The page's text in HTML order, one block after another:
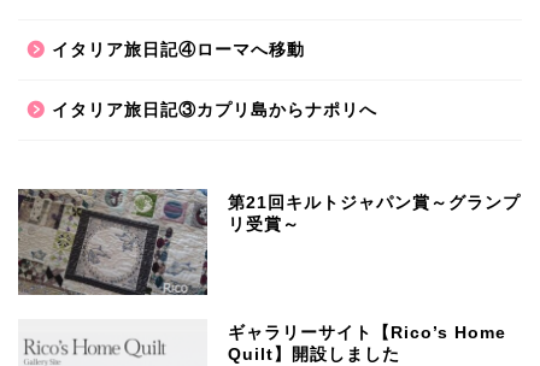
イタリア旅日記④ローマへ移動
イタリア旅日記③カプリ島からナポリへ
第21回キルトジャパン賞～グランプ
リ受賞～
ギャラリーサイト【Rico’s Home
Quilt】開設しました